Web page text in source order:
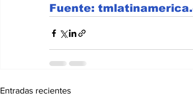
Fuente:
Entradas recientes